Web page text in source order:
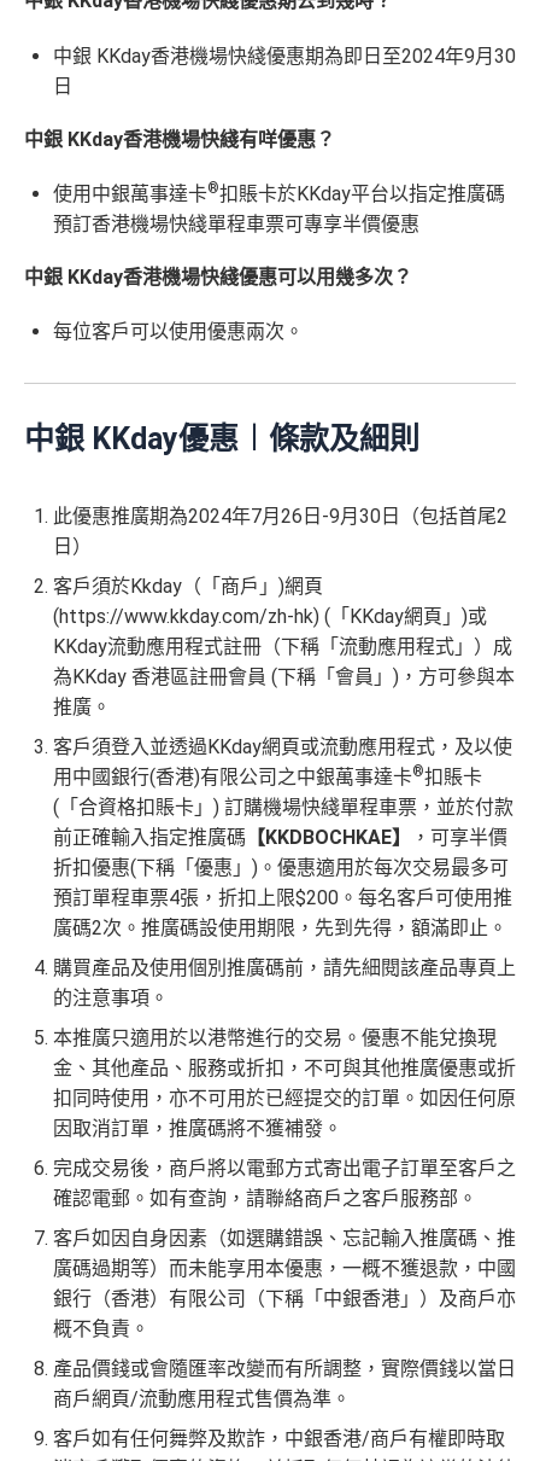
中銀 KKday香港機場快綫優惠期為即日至2024年9月30
日
中銀 KKday香港機場快綫有咩優惠？
使用中銀萬事達卡®扣賬卡於KKday平台以指定推廣碼
預訂香港機場快綫單程車票可專享半價優惠
中銀 KKday香港機場快綫優惠可以用幾多次？
每位客戶可以使用優惠兩次。
中銀 KKday優惠︱條款及細則
此優惠推廣期為2024年7月26日-9月30日（包括首尾2
日）
客戶須於Kkday（「商戶」)網頁
(https://www.kkday.com/zh-hk) (「KKday網頁」)或
KKday流動應用程式註冊（下稱「流動應用程式」）成
為KKday 香港區註冊會員 (下稱「會員」)，方可參與本
推廣。
客戶須登入並透過KKday網頁或流動應用程式，及以使
用中國銀行(香港)有限公司之中銀萬事達卡®扣賬卡
(「合資格扣賬卡」) 訂購機場快綫單程車票，並於付款
前正確輸入指定推廣碼 【KKDBOCHKAE】
，可享半價
折扣優惠(下稱「優惠」)。優惠適用於每次交易最多可
預訂單程車票4張，折扣上限$200。每名客戶可使用推
廣碼2次。推廣碼設使用期限，先到先得，額滿即止。
購買產品及使用個別推廣碼前，請先細閱該產品專頁上
的注意事項。
本推廣只適用於以港幣進行的交易。優惠不能兌換現
金、其他產品、服務或折扣，不可與其他推廣優惠或折
扣同時使用，亦不可用於已經提交的訂單。如因任何原
因取消訂單，推廣碼將不獲補發。
完成交易後，商戶將以電郵方式寄出電子訂單至客戶之
確認電郵。如有查詢，請聯絡商戶之客戶服務部。
客戶如因自身因素（如選購錯誤、忘記輸入推廣碼、推
廣碼過期等）而未能享用本優惠，一概不獲退款，中國
銀行（香港）有限公司（下稱「中銀香港」）及商戶亦
概不負責。
產品價錢或會隨匯率改變而有所調整，實際價錢以當日
商戶網頁/流動應用程式售價為準。
客戶如有任何舞弊及欺詐，中銀香港/商戶有權即時取